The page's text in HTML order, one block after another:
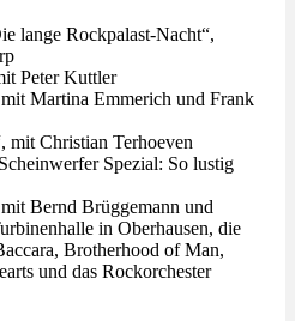
lange Rockpalast-Nacht“,
Peter Kuttler
Martina Emmerich und Frank
mit Christian Terhoeven
Spezial: So lustig
Bernd Brüggemann und
in Oberhausen, die
Brotherhood of Man,
und das Rockorchester